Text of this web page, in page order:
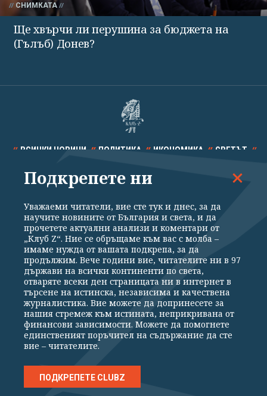
СНИМКАТА
Ще хвърчи ли перушина за бюджета на
(Гълъб) Донев?
ВСИЧКИ НОВИНИ ПОЛИТИКА ИКОНОМИКА СВЕТЪТ
СПОРТ КУЛТУРА ТЕХНОЛОГИИ КАЛЕЙДОСКОП
Общи условия
Политика за поверителност
Реклама
Партньори Контакти
За Клуб Z
Екип
Подкрепете ни
Издател на www.clubz.bg е „Клуб Зебра Медия“ ЕООД, София, ул. "Алеко
Константинов" 3. Всички права запазени 2026 „Клуб Зебра Медия“
Препечатването на материали, снимки и видео от www.clubz.bg без
разрешение ще бъде преследвано по съдебен път, съгласно
ОБЩИТЕ УСЛОВИЯ
Подкрепете ни
Уважаеми читатели, вие сте тук и днес, за да
научите новините от България и света, и да
прочетете актуални анализи и коментари от
„Клуб Z“. Ние се обръщаме към вас с молба –
имаме нужда от вашата подкрепа, за да
продължим. Вече години вие, читателите ни в 97
държави на всички континенти по света,
отваряте всеки ден страницата ни в интернет в
търсене на истинска, независима и качествена
журналистика. Вие можете да допринесете за
нашия стремеж към истината, неприкривана от
финансови зависимости. Можете да помогнете
единственият поръчител на съдържание да сте
вие – читателите.
ПОДКРЕПЕТЕ CLUBZ